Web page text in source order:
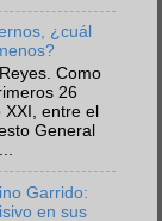
¿cuál
Como
26
entre el
General
Garrido:
en sus